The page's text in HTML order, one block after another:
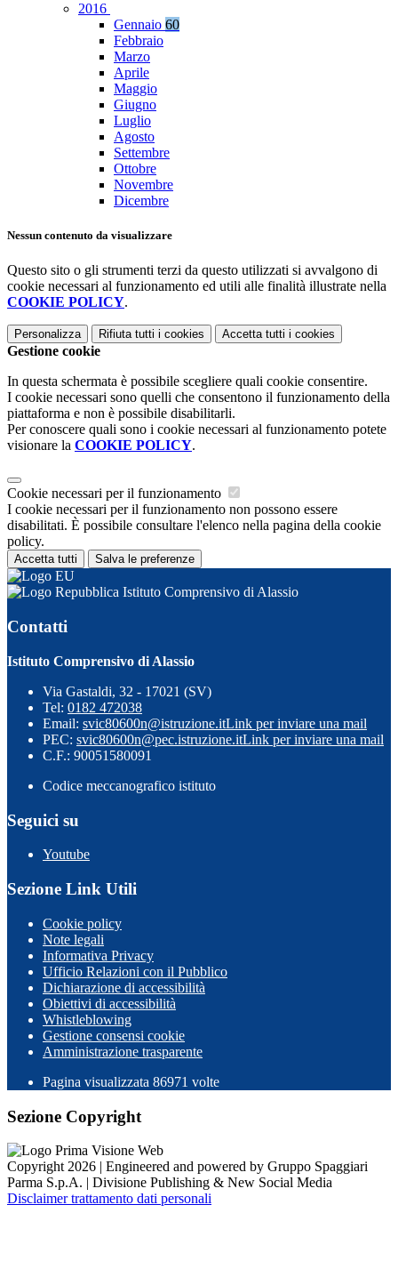
2016
Gennaio 60
Febbraio
Marzo
Aprile
Maggio
Giugno
Luglio
Agosto
Settembre
Ottobre
Novembre
Dicembre
Nessun contenuto da visualizzare
Questo sito o gli strumenti terzi da questo utilizzati si avvalgono di
cookie necessari al funzionamento ed utili alle finalità illustrate nella
COOKIE POLICY.
Personalizza Rifiuta tutti i cookies Accetta tutti i cookies
Gestione cookie
In questa schermata è possibile scegliere quali cookie consentire.
I cookie necessari sono quelli che consentono il funzionamento della
piattaforma e non è possibile disabilitarli.
Per conoscere quali sono i cookie necessari al funzionamento potete
visionare la COOKIE POLICY.
Cookie necessari per il funzionamento
I cookie necessari per il funzionamento non possono essere
disabilitati. È possibile consultare l'elenco nella pagina della cookie
policy.
Accetta tutti Salva le preferenze
Istituto Comprensivo di Alassio
Contatti
Istituto Comprensivo di Alassio
Via Gastaldi, 32 - 17021 (SV)
Tel: 0182 472038
Email: svic80600n@istruzione.itLink per inviare una mail
PEC: svic80600n@pec.istruzione.itLink per inviare una mail
C.F.: 90051580091
Codice meccanografico istituto
Seguici su
Youtube
Sezione Link Utili
Cookie policy
Note legali
Informativa Privacy
Ufficio Relazioni con il Pubblico
Dichiarazione di accessibilità
Obiettivi di accessibilità
Whistleblowing
Gestione consensi cookie
Amministrazione trasparente
Pagina visualizzata 86971 volte
Sezione Copyright
Copyright 2026 | Engineered and powered by Gruppo Spaggiari
Parma S.p.A. | Divisione Publishing & New Social Media
Disclaimer trattamento dati personali